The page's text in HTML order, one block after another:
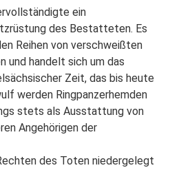
ein
des Bestatteten. Es
Reihen von verschweißten
und handelt sich um das
Zeit, das bis heute
werden Ringpanzerhemden
stets als Ausstattung von
Angehörigen der
des Toten niedergelegt